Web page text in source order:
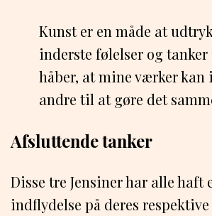
Kunst er en måde at
inderste følelser og tanker
håber, at mine værker kan
andre til at gøre det
Afsluttende tanker
Disse tre Jensiner har alle haft
indflydelse på deres